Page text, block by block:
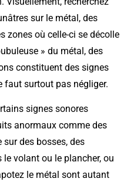
sur le métal, des
zones où celle-ci se décolle
» du métal, des
constituent des signes
faut surtout pas négliger.
signes sonores
anormaux comme des
des bosses, des
volant ou le plancher, ou
le métal sont autant